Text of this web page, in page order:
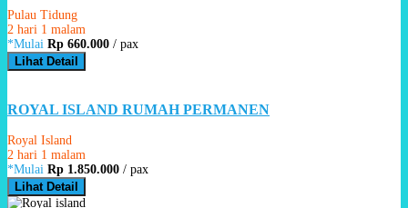
Pulau Tidung
2 hari 1 malam
*Mulai Rp 660.000 / pax
Lihat Detail
ROYAL ISLAND RUMAH PERMANEN
Royal Island
2 hari 1 malam
*Mulai Rp 1.850.000 / pax
Lihat Detail